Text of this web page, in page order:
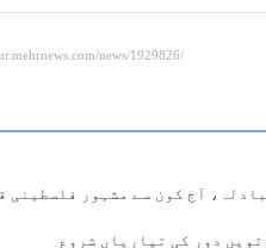
آج کون سے مشہور فلسطینی
دور کی تیاریاں شروع